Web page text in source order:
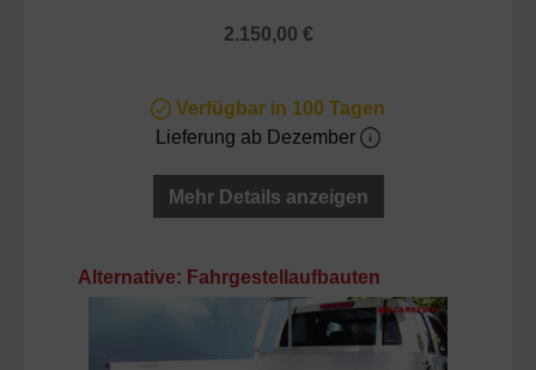
Regulärer Preis:
2.150,00 €
Verfügbar in 100 Tagen
Lieferung ab Dezember
Mehr Details anzeigen
Produktgalerie überspringen
Alternative: Fahrgestellaufbauten